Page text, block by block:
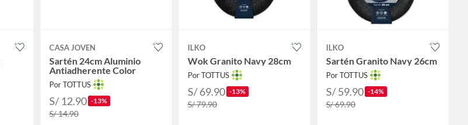
CASA JOVEN
Sartén 24cm Aluminio
Antiadherente Color
Por TOTTUS
S/ 12.90 -13%
S/ 14.90
ILKO
Wok Granito Navy 28cm
Por TOTTUS
S/ 69.90 -13%
S/ 79.90
ILKO
Sartén Granito Navy 26cm
Por TOTTUS
S/ 59.90 -14%
S/ 69.90